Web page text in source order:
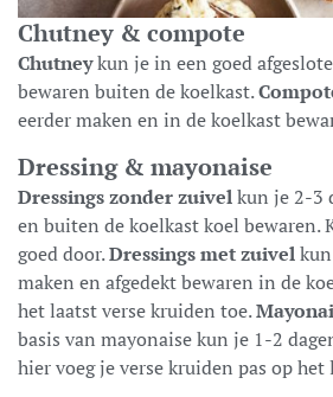
Chutney & compote
Chutneykun je in een goed
bewaren buiten de koelkast.
eerder maken en in de koelkast
Dressing & mayonaise
Dressings zonder zuivelkun je 2-3
en buiten de koelkast koel bewaren.
goed door.Dressings met zuivel
maken en afgedekt bewaren in de
het laatst verse kruiden toe.
basis van mayonaise kun je 1-2
hier voeg je verse kruiden pas op het